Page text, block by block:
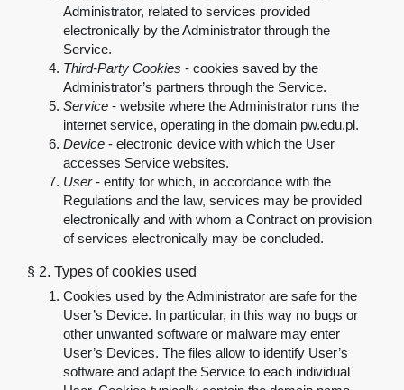
Administrator, related to services provided
electronically by the Administrator through the
Service.
Third-Party Cookies - cookies saved by the
Administrator’s partners through the Service.
Service - website where the Administrator runs the
internet service, operating in the domain pw.edu.pl .
Device - electronic device with which the User
accesses Service websites.
User - entity for which, in accordance with the
Regulations and the law, services may be provided
electronically and with whom a Contract on provision
of services electronically may be concluded.
§ 2. Types of cookies used
Cookies used by the Administrator are safe for the
User’s Device. In particular, in this way no bugs or
other unwanted software or malware may enter
User’s Devices. The files allow to identify User’s
software and adapt the Service to each individual